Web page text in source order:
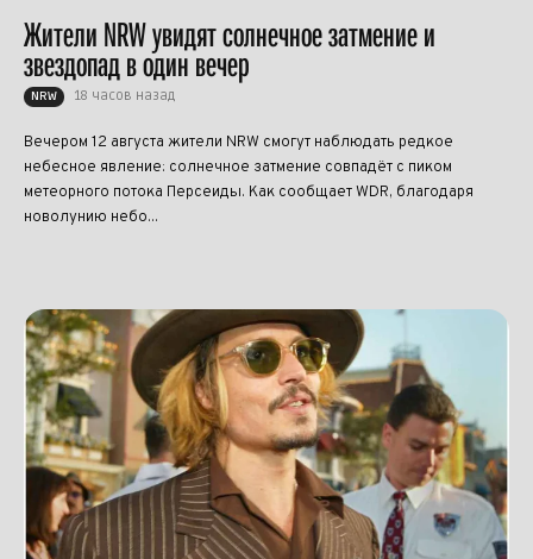
Жители NRW увидят солнечное затмение и
звездопад в один вечер
NRW 18 часов назад
Вечером 12 августа жители NRW смогут наблюдать редкое
небесное явление: солнечное затмение совпадёт с пиком
метеорного потока Персеиды. Как сообщает WDR, благодаря
новолунию небо...